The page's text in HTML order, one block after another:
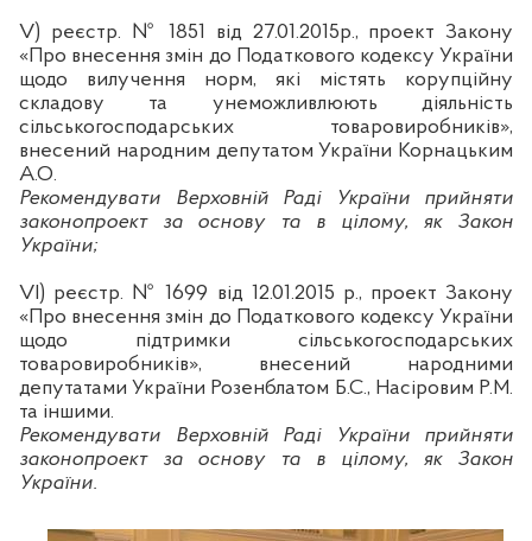
V) реєстр. № 1851 від 27.01.2015р., проект Закону
«Про внесення змін до Податкового кодексу України
щодо вилучення норм, які містять корупційну
складову та унеможливлюють діяльність
сільськогосподарських товаровиробників»,
внесений народним депутатом України Корнацьким
А.О.
Рекомендувати Верховній Раді України прийняти
законопроект за основу та в цілому, як Закон
України;
VI ) реєстр. № 1699 від 12.01.2015 р., проект Закону
«Про внесення змін до Податкового кодексу України
щодо підтримки сільськогосподарських
товаровиробників», внесений народними
депутатами України Розенблатом Б.С., Насіровим Р.М.
та іншими.
Рекомендувати Верховній Раді України прийняти
законопроект за основу та в цілому, як Закон
України.